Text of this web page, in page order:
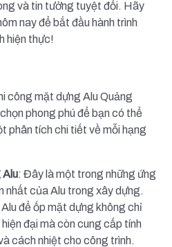
và tin tưởng tuyệt đối. Hãy
nay để bắt đầu hành trình
hiện thực!
công mặt dựng Alu Quảng
phong phú để bạn có thể
phân tích chi tiết về mỗi hạng
Alu: Đây là một trong những ứng
nhất của Alu trong xây dựng.
để ốp mặt dựng không chỉ
đại mà còn cung cấp tính
cách nhiệt cho công trình.